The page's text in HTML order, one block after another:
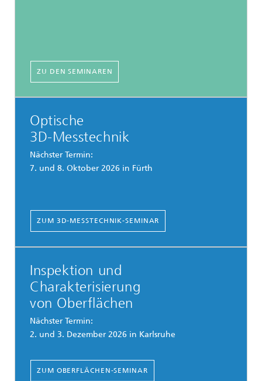
ZU DEN SEMINAREN
Optische
3D-Messtechnik
Nächster Termin:
7. und 8. Oktober 2026 in Fürth
ZUM 3D-MESSTECHNIK-SEMINAR
Inspektion und
Charakterisierung
von Oberflächen
Nächster Termin:
2. und 3. Dezember 2026 in Karlsruhe
ZUM OBERFLÄCHEN-SEMINAR